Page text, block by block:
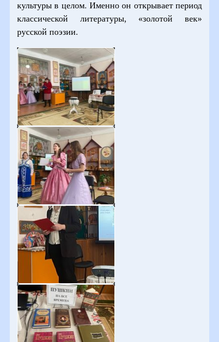
культуры в целом. Именно он открывает период
классической литературы, «золотой век»
русской поэзии.